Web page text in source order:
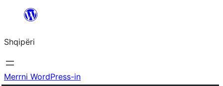
Hidhu
lënda
Shqipëri
Merrni WordPress-in